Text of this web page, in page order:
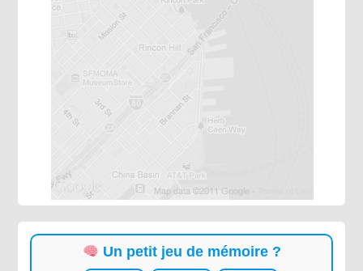
Un petit jeu de mémoire ?